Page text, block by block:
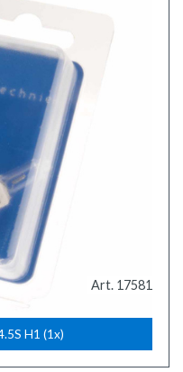
Art. 17581
H1 (1x)